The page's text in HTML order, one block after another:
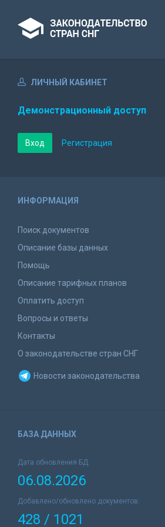
ЛИЧНЫЙ КАБИНЕТ
Демонстрационный доступ
Вход Регистрация
ИНФОРМАЦИЯ
Поиск документов
Описание базы данных
Помощь
Описание тарифных планов
Оплатить доступ
Вопросы и ответы
Контакты
О законодательстве стран СНГ
Новости законодательства
БАЗА ДАННЫХ
Дата обновления БД:
06.08.2026
Добавлено/обновлено документов:
428 / 1021